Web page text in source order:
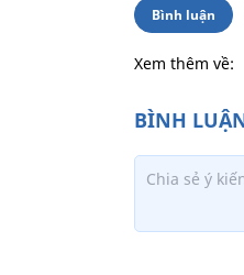
Bình luận
Xem thêm về: